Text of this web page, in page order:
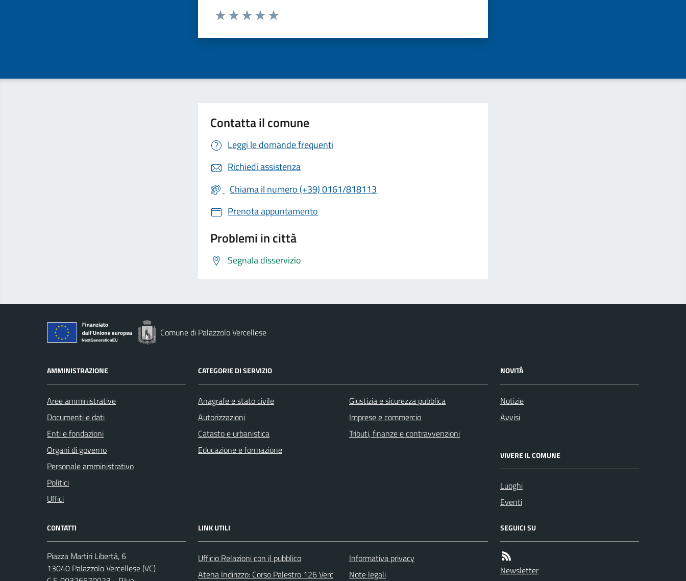
Valuta da 1 a 5 stelle la pagina
Contatta il comune
Leggi le domande frequenti
Richiedi assistenza
Chiama il numero (+39) 0161/818113
Prenota appuntamento
Problemi in città
Segnala disservizio
Comune di Palazzolo Vercellese
AMMINISTRAZIONE
Aree amministrative
Documenti e dati
Enti e fondazioni
Organi di governo
Personale amministrativo
Politici
Uffici
CATEGORIE DI SERVIZIO
Anagrafe e stato civile
Autorizzazioni
Catasto e urbanistica
Educazione e formazione
Giustizia e sicurezza pubblica
Imprese e commercio
Tributi, finanze e contravvenzioni
NOVITÀ
Notizie
Avvisi
VIVERE IL COMUNE
Luoghi
Eventi
CONTATTI
Piazza Martiri Libertà, 6
13040 Palazzolo Vercellese (VC)
LINK UTILI
Ufficio Relazioni con il pubblico
Atena Indirizzo: Corso Palestro 126 Verc
Informativa privacy
Note legali
SEGUICI SU
Newsletter